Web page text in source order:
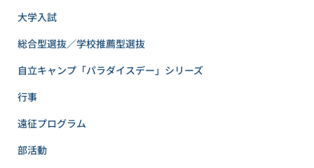
大学入試
総合型選抜／学校推薦型選抜
自立キャンプ「パラダイスデー」シリーズ
行事
遠征プログラム
部活動